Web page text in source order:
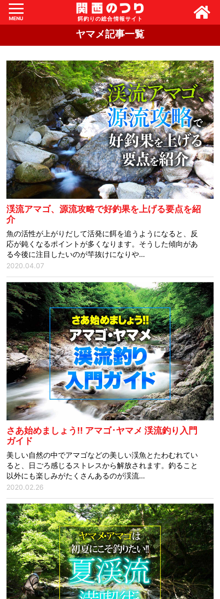
MENU
ヤマメ記事一覧
渓流アマゴ、源流攻略で好釣果を上げる要点を紹
介
魚の活性が上がりだして活発に餌を追うようになると、反
応が鈍くなるポイントが多くなります。そうした傾向があ
る今後に注目したいのが竿抜けになりや...
2020.04.07
さあ始めましょう!! アマゴ･ヤマメ 渓流釣り入門
ガイド
美しい自然の中でアマゴなどの美しい渓魚とたわむれてい
ると、日ごろ感じるストレスから解放されます。釣ること
以外にも楽しみがたくさんあるのが渓流...
2020.02.26